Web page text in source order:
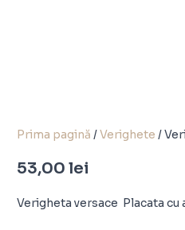
Prima pagină /Verighete /
53,00lei
Verigheta versace Placata cu